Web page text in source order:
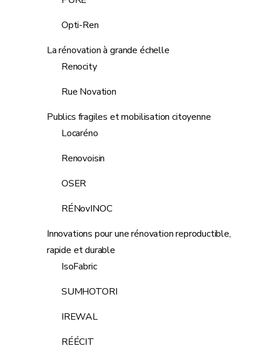
Opti-Ren
La rénovation à grande échelle
Renocity
Rue Novation
Publics fragiles et mobilisation citoyenne
Locaréno
Renovoisin
OSER
RÉNovINOC
Innovations pour une rénovation reproductible,
rapide et durable
IsoFabric
SUMHOTORI
IREWAL
RÉÉCIT